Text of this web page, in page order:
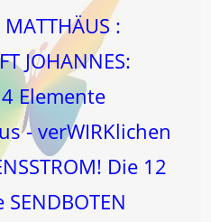
MATTHÄUS :
JOHANNES:
4 Elemente
- verWIRKlichen
Die 12